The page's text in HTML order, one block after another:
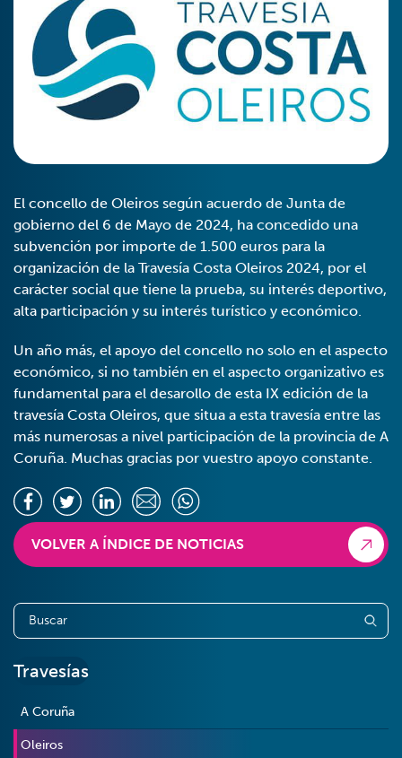
El concello de Oleiros según acuerdo de Junta de
gobierno del 6 de Mayo de 2024, ha concedido una
subvención por importe de 1.500 euros para la
organización de la Travesía Costa Oleiros 2024, por el
carácter social que tiene la prueba, su interés deportivo,
alta participación y su interés turístico y económico.
Un año más, el apoyo del concello no solo en el aspecto
económico, si no también en el aspecto organizativo es
fundamental para el desarollo de esta IX edición de la
travesía Costa Oleiros, que situa a esta travesía entre las
más numerosas a nivel participación de la provincia de A
Coruña. Muchas gracias por vuestro apoyo constante.
VOLVER A ÍNDICE DE NOTICIAS
Travesías
A Coruña
Oleiros